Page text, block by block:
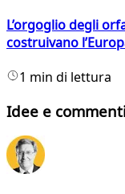
L’orgoglio degli
costruivano
1 min di lettura
Idee e